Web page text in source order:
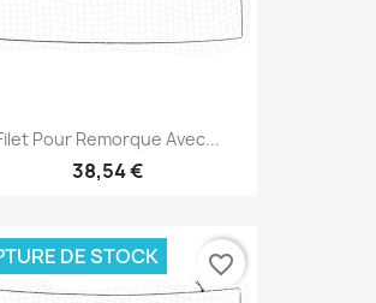
Pour Remorque Avec...
38,54 €
DE STOCK favorite_border